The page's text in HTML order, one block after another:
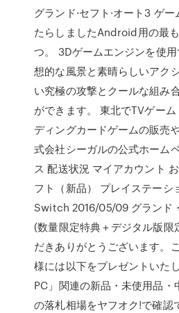
グランド·セフト·オート3 ゲ
たらしましたAndroid用の最
つ。 3Dゲームエンジンを使
想的な風景と素晴らしいアク
い究極の攻撃とクールな組み
ができます。 東北でTVゲー
ディングカードゲームの販売
式会社シーガルの公式ホーム
ス 配送状況 マイアカウント
フト（新品） プレイステー
Switch 2016/05/09 グランド
(数量限定特典＋デジタル版限
だきありがとうございます。
様には以下をプレゼントいた
PC」関連の新品・未使用品・
の落札相場をヤフオク!で確認